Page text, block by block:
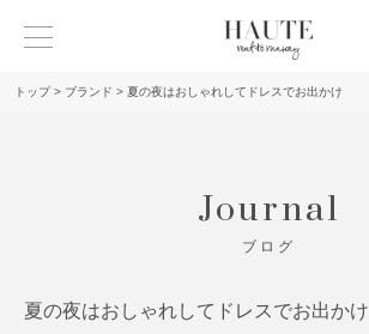
トップ> ブランド > 夏の夜はおしゃれしてドレスでお出かけ
Journal
ブログ
夏の夜はおしゃれしてドレスでお出かけ